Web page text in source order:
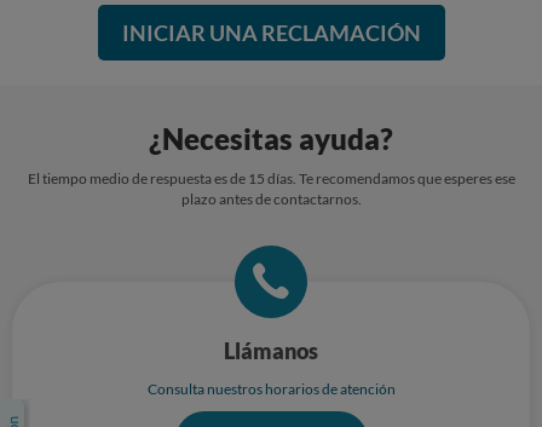
INICIAR UNA RECLAMACIÓN
¿Necesitas ayuda?
El tiempo medio de respuesta es de 15 días. Te recomendamos que esperes ese
plazo antes de contactarnos.
Llámanos
Consulta nuestros horarios de atención